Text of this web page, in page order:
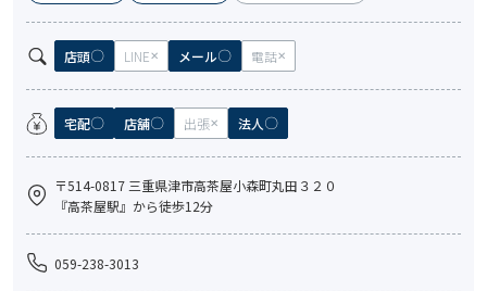
店頭 LINE メール 電話
宅配 店舗 出張 法人
〒514-0817 三重県津市高茶屋小森町丸田３２０
『高茶屋駅』から徒歩12分
059-238-3013